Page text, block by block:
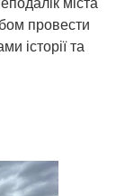
провести
історії та